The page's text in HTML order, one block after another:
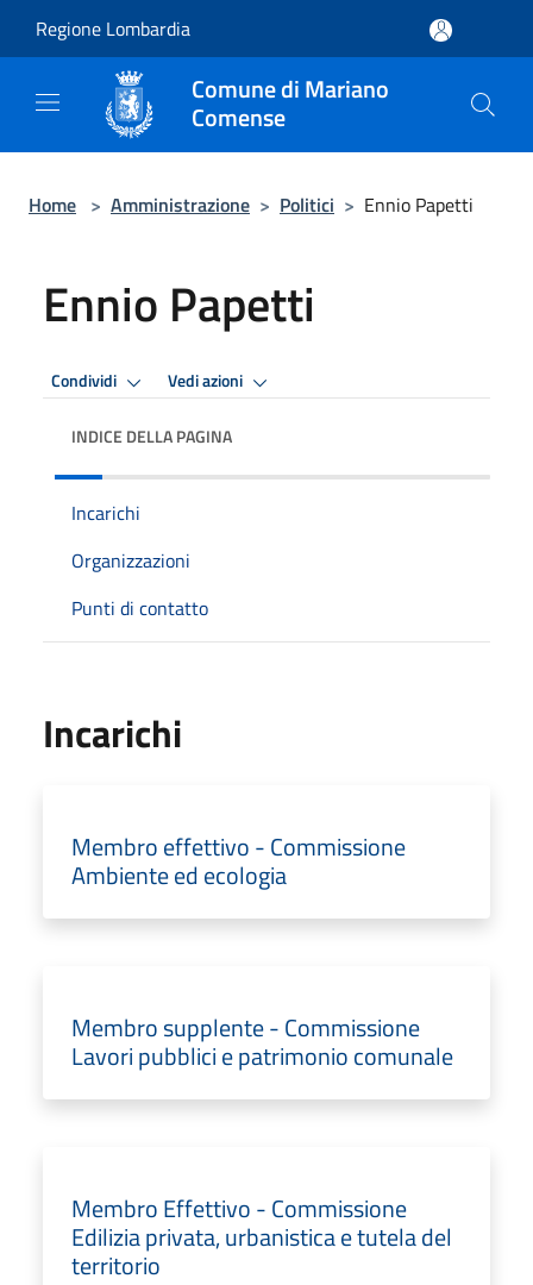
Regione Lombardia
Comune di Mariano
Comense
Home > Amministrazione > Politici > Ennio Papetti
Ennio Papetti
Condividi Vedi azioni
INDICE DELLA PAGINA
Incarichi
Organizzazioni
Punti di contatto
Incarichi
Membro effettivo - Commissione
Ambiente ed ecologia
Membro supplente - Commissione
Lavori pubblici e patrimonio comunale
Membro Effettivo - Commissione
Edilizia privata, urbanistica e tutela del
territorio